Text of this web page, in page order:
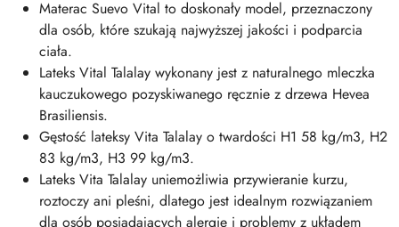
Materac Suevo Vital to doskonały model, przeznaczony
dla osób, które szukają najwyższej jakości i podparcia
ciała.
Lateks Vital Talalay wykonany jest z naturalnego mleczka
kauczukowego pozyskiwanego ręcznie z drzewa Hevea
Brasiliensis.
Gęstość lateksy Vita Talalay o twardości H1 58 kg/m3, H2
83 kg/m3, H3 99 kg/m3.
Lateks Vita Talalay uniemożliwia przywieranie kurzu,
roztoczy ani pleśni, dlatego jest idealnym rozwiązaniem
dla osób posiadających alergie i problemy z układem